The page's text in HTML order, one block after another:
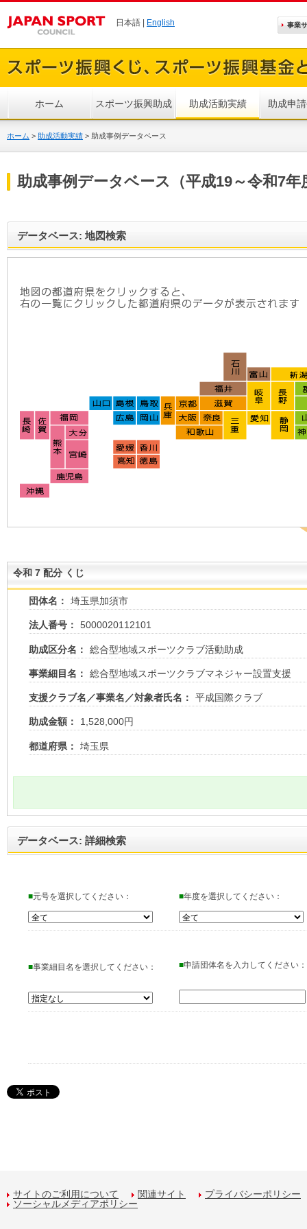
日本語 | English 事業
ホーム スポーツ振興助成 助成活動実績 助成申
ホーム > 助成活動実績 > 助成事例データベース
助成事例データベース（平成19～令和7年
データベース: 地図検索
令和 7 配分 くじ
団体名： 埼玉県加須市
法人番号： 5000020112101
助成区分名： 総合型地域スポーツクラブ活動助成
事業細目名： 総合型地域スポーツクラブマネジャー設置支援
支援クラブ名／事業名／対象者氏名： 平成国際クラブ
助成金額： 1,528,000円
都道府県： 埼玉県
データベース: 詳細検索
■元号を選択してください： ■年度を選択してください：
■事業細目名を選択してください： ■申請団体名を入力してください：
サイトのご利用について 関連サイト
プライバシーポリシー
ソーシャルメディアポリシー